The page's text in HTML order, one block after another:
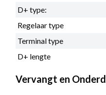
D+ type:
Regelaar type
Terminal type
D+ lengte
Vervangt en